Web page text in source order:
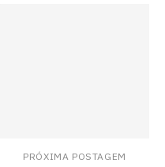
PRÓXIMA POSTAGEM